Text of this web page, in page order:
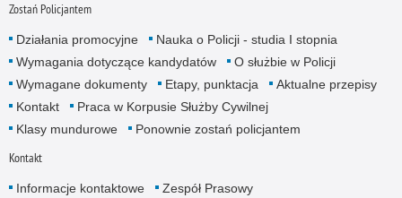
Zostań Policjantem
Działania promocyjne
Nauka o Policji - studia I stopnia
Wymagania dotyczące kandydatów
O służbie w Policji
Wymagane dokumenty
Etapy, punktacja
Aktualne przepisy
Kontakt
Praca w Korpusie Służby Cywilnej
Klasy mundurowe
Ponownie zostań policjantem
Kontakt
Informacje kontaktowe
Zespół Prasowy